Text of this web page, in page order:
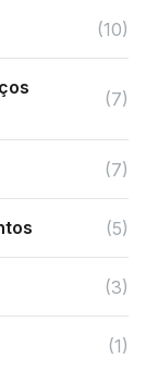
(10)
(7)
(7)
(5)
(3)
(1)